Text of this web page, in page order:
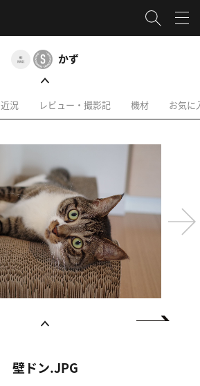
かず
近況 レビュー・撮影記 機材 お気に
壁ドン.JPG